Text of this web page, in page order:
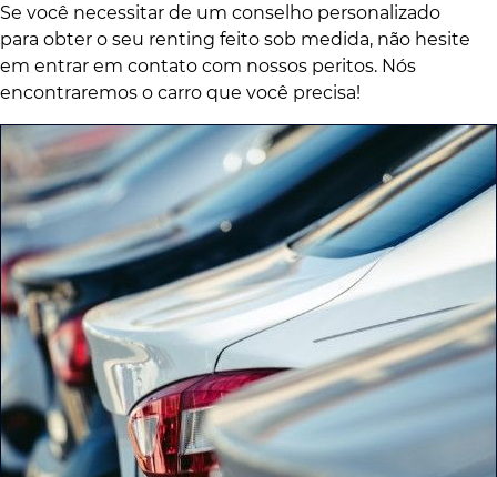
Se você necessitar de um conselho personalizado
para obter o seu renting feito sob medida, não hesite
em entrar em contato com nossos peritos. Nós
encontraremos o carro que você precisa!